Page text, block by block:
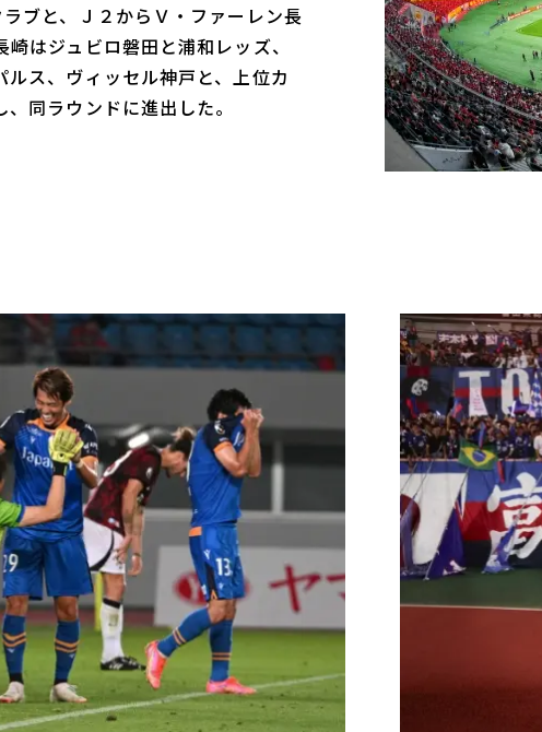
ブと、Ｊ２からＶ・ファーレン長
はジュビロ磐田と浦和レッズ、
ス、ヴィッセル神戸と、上位カ
同ラウンドに進出した。